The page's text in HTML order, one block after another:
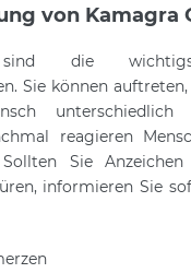
von Kamagra
die
Sie können
unterschiedlich
reagieren
Sollten Sie
informieren Sie